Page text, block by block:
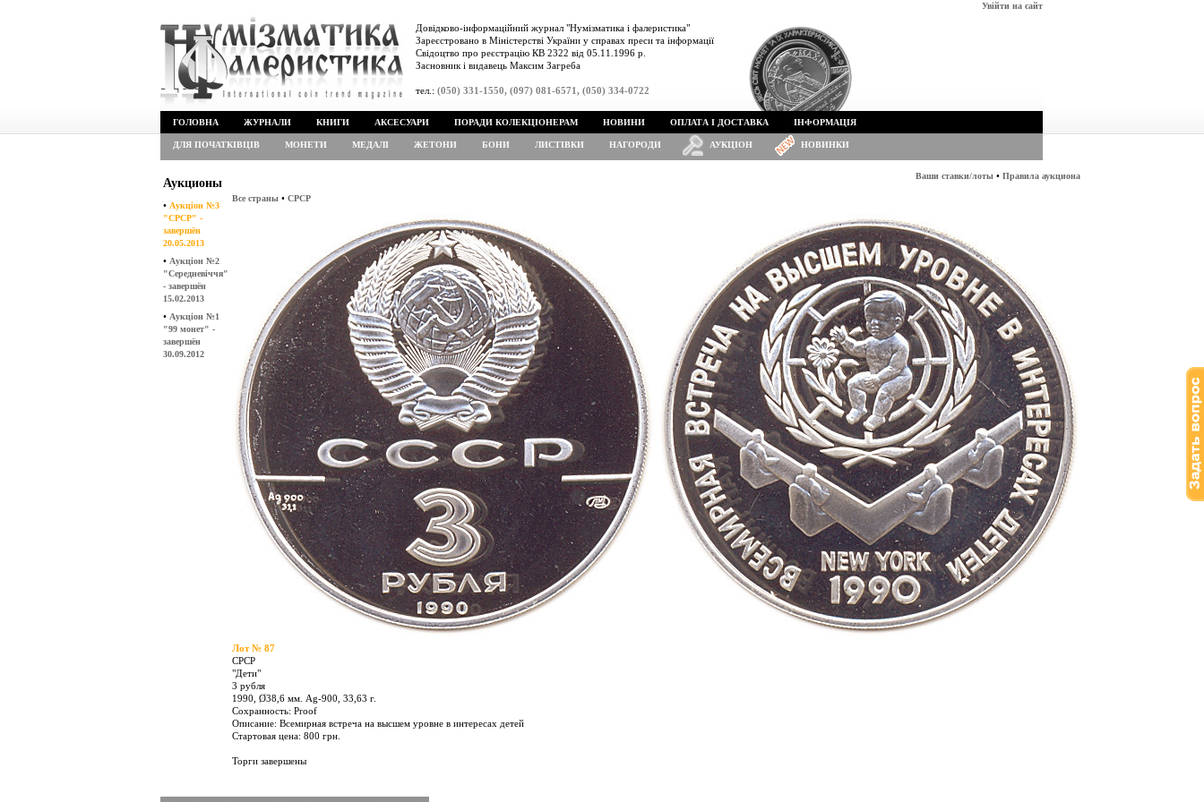
Увійти на сайт
Довідково-інформаційний журнал "Нумізматика і фалеристика"
Зареєстровано в Міністерстві України у справах преси та інформації
Свідоцтво про реєстрацію КВ 2322 від 05.11.1996 р.
Засновник і видавець Максим Загреба
тел.: (050) 331-1550, (097) 081-6571, (050) 334-0722
ГОЛОВНА ЖУРНАЛИ КНИГИ АКСЕСУАРИ ПОРАДИ КОЛЕКЦІОНЕРАМ НОВИНИ ОПЛАТА І ДОСТАВКА ІНФОРМАЦІЯ
ДЛЯ ПОЧАТКІВЦІВ МОНЕТИ МЕДАЛІ ЖЕТОНИ БОНИ ЛИСТІВКИ НАГОРОДИ АУКЦІОН НОВИНКИ
Аукционы
• Аукціон №3
"СРСР" -
завершён
20.05.2013
• Аукціон №2
"Середневіччя"
- завершён
15.02.2013
• Аукціон №1
"99 монет" -
завершён
30.09.2012
Ваши ставки/лоты • Правила аукциона
Все страны • СРСР
Лот № 87
СРСР
"Дети"
3 рубля
1990, Ø38,6 мм. Ag-900, 33,63 г.
Сохранность: Proof
Описание: Всемирная встреча на высшем уровне в интересах детей
Стартовая цена: 800 грн.
Торги завершены